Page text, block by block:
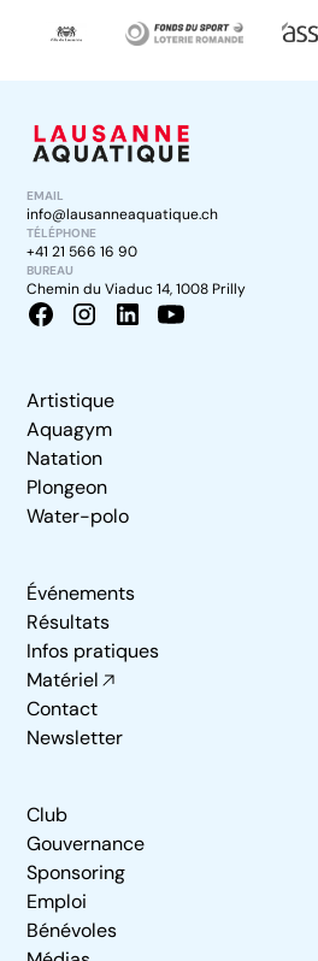
EMAIL
info@lausanneaquatique.ch
TÉLÉPHONE
+41 21 566 16 90
BUREAU
Chemin du Viaduc 14, 1008 Prilly
Artistique
Aquagym
Natation
Plongeon
Water-polo
Événements
Résultats
Infos pratiques
Matériel
Contact
Newsletter
Club
Gouvernance
Sponsoring
Emploi
Bénévoles